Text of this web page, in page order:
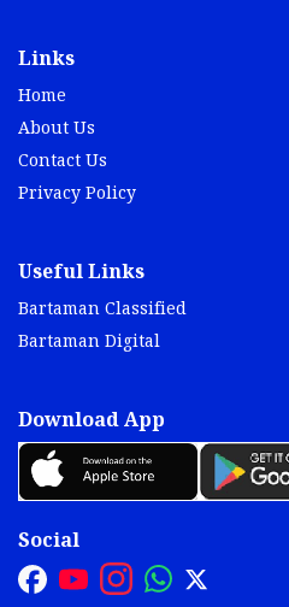
Links
Home
About Us
Contact Us
Privacy Policy
Useful Links
Bartaman Classified
Bartaman Digital
Download App
Social